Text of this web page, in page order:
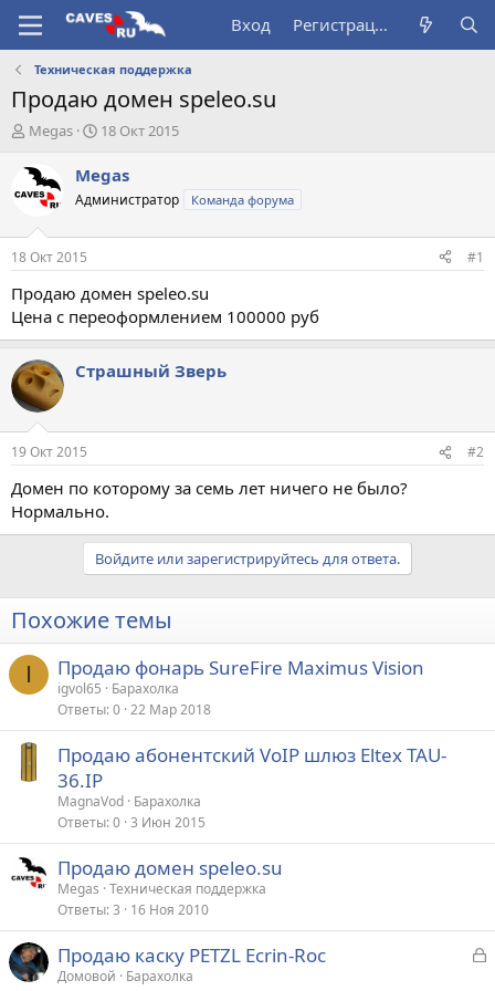
Вход Регистрация
Техническая поддержка
Продаю домен speleo.su
А
т
о
т
е
м
ы
Megas
Д
т
а
н
а
л
18 Окт 2015
Megas
Администратор Команда форума
18 Окт 2015 #1
Продаю домен speleo.su
Цена с переоформлением 100000 руб
Страшный Зверь
19 Окт 2015 #2
Домен по которому за семь лет ничего не было?
Нормально.
Войдите или зарегистрируйтесь для ответа.
Похожие темы
I Продаю фонарь SureFire Maximus Vision
igvol65
Барахолка
Ответы 0 22 Мар 2018
Продаю абонентский VoIP шлюз Eltex TAU-
36.IP
MagnaVod Барахолка
Ответы 0 3 Июн 2015
Продаю домен speleo.su
Megas Техническая поддержка
Ответы 3 16 Ноя 2010
З
Продаю каску PETZL Ecrin-Roc
Домовой
Барахолка